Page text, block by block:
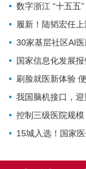
数字浙江 “十五五
履新！陆韬宏任
30家基层社区AI医助项目
国家信息化发展
刷脸就医新体验
我国脑机接口，迎
控制三级医院规模
15城入选！国家医保局、